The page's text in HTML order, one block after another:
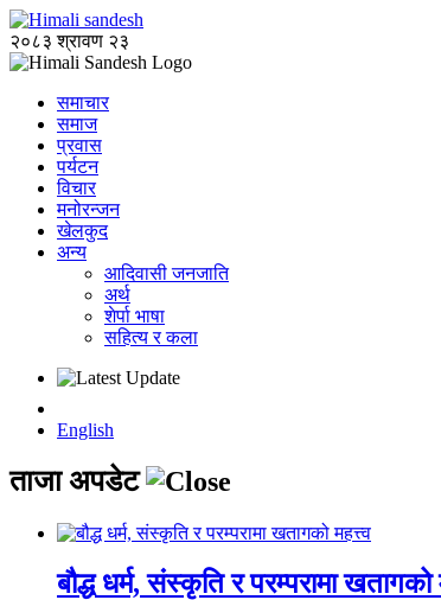
२०८३ श्रावण २३
समाचार
समाज
प्रवास
पर्यटन
विचार
मनोरन्जन
खेलकुद
अन्य
आदिवासी जनजाति
अर्थ
शेर्पा भाषा
सहित्य र कला
English
ताजा अपडेट
बौद्ध धर्म, संस्कृति र परम्परामा खतागको